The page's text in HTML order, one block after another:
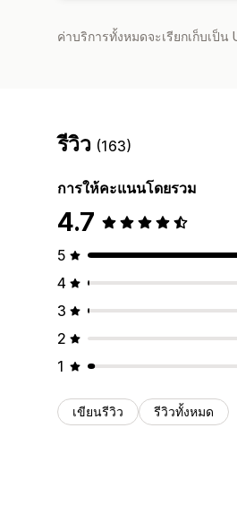
ค่าบริการทั้งหมดจะเรียกเก็บเป็
รีวิว (163)
การให้คะแนนโดยรวม
4.7
5
4
3
2
1
เขียนรีวิว รีวิวทั้งหมด